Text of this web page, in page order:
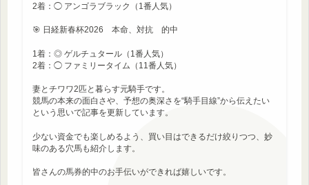
2着：◯ アンゴラブラック（1番人気）
🎯 日経新春杯2026 本命、対抗 的中
1着：◎ ゲルチュタール（1番人気）
2着：◯ ファミリータイム（11番人気）
妻とチワワ2匹と暮らす元騎手です。
競馬の本来の面白さや、予想の奥深さを“騎手目線”から伝えたい
という思いで記事を更新しています。
少ない資金でも楽しめるよう、買い目はできるだけ絞りつつ、妙
味のある穴馬も紹介します。
皆さんの馬券的中のお手伝いができれば嬉しいです。